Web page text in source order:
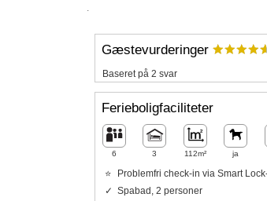
.
Gæstevurderinger
Baseret på 2 svar
Ferieboligfaciliteter
6 3 112m² ja
Problemfri check-in via Smart
Spabad, 2 personer